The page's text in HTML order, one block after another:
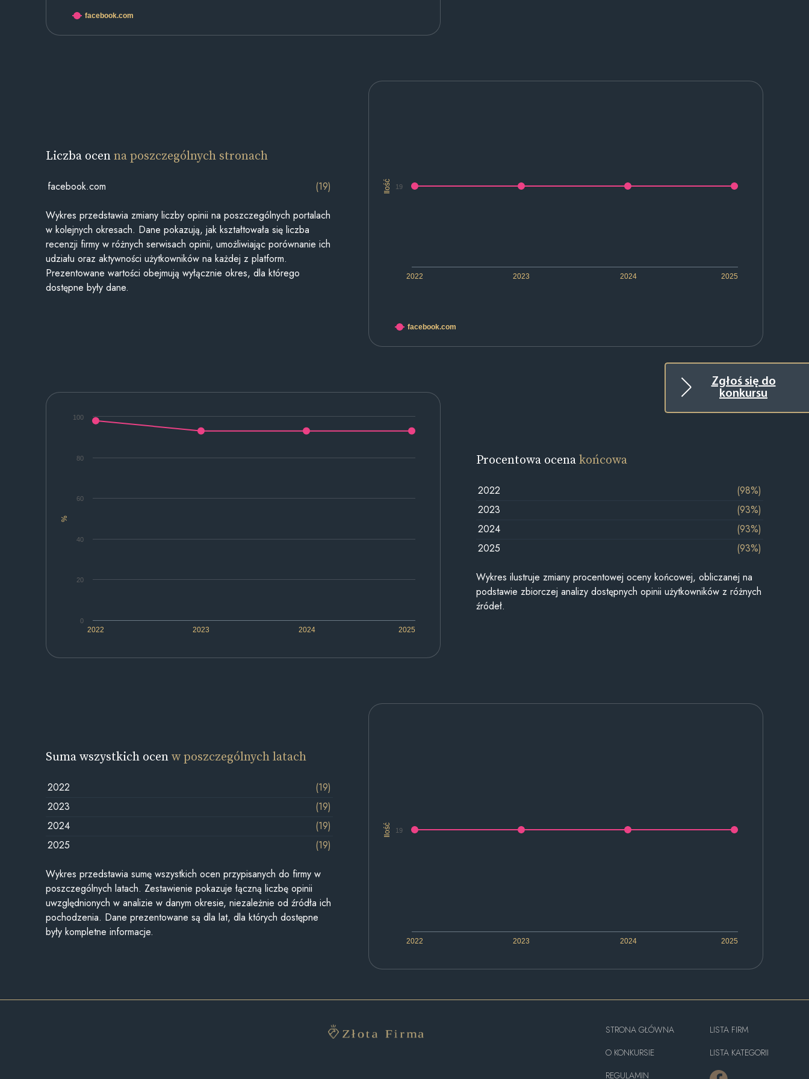
Zgłoś się do
konkursu
facebook.com
Ilość
2022 2023 2024 2025
19
facebook.com
Liczba ocenna poszczególnych stronach
facebook.com (19)
Wykres przedstawia zmiany liczby opinii na poszczególnych portalach
w kolejnych okresach. Dane pokazują, jak kształtowała się liczba
recenzji firmy w różnych serwisach opinii, umożliwiając porównanie ich
udziału oraz aktywności użytkowników na każdej z platform.
Prezentowane wartości obejmują wyłącznie okres, dla którego
dostępne były dane.
%
2022 2023 2024 2025
0
20
40
60
80
100
Procentowa ocenakońcowa
2022
(98%)
2023
(93%)
2024
(93%)
2025
(93%)
Wykres ilustruje zmiany procentowej oceny końcowej, obliczanej na
podstawie zbiorczej analizy dostępnych opinii użytkowników z różnych
źródeł.
Ilość
2022 2023 2024 2025
19
Suma wszystkich ocenw poszczególnych latach
2022
(19)
2023
(19)
2024
(19)
2025
(19)
Wykres przedstawia sumę wszystkich ocen przypisanych do firmy w
poszczególnych latach. Zestawienie pokazuje łączną liczbę opinii
uwzględnionych w analizie w danym okresie, niezależnie od źródła ich
pochodzenia. Dane prezentowane są dla lat, dla których dostępne
były kompletne informacje.
STRONA GŁÓWNA
O KONKURSIE
REGULAMIN
LISTA FIRM
LISTA KATEGORII